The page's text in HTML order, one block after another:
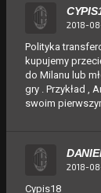
2018-
Polityka
kupujemy
do Milanu lub
gry . Przykład ,
swoim
2018-
Cypis18